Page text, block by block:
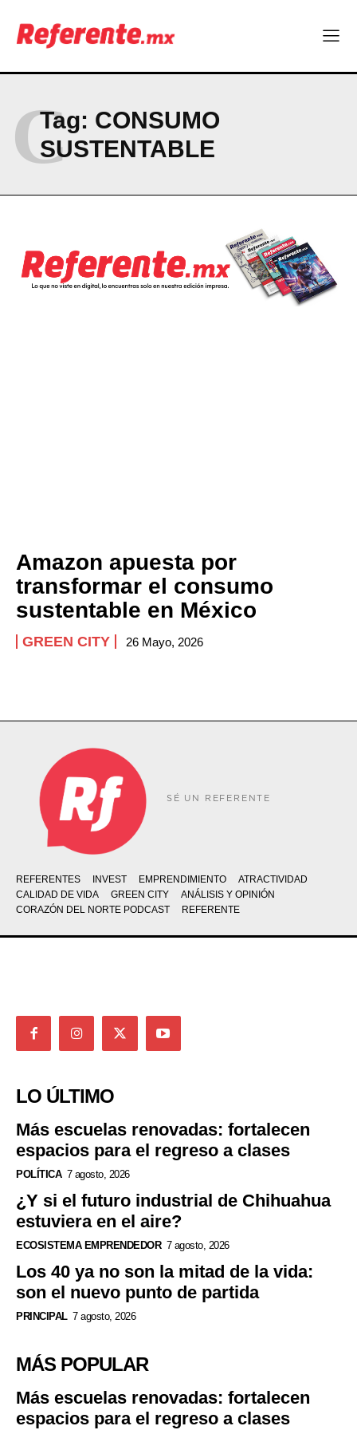
Company
ABOUT
CONTACT
PRIVACY POLICY
NEWSLETTER
Tag: CONSUMO
SUSTENTABLE
C
Amazon apuesta por
transformar el consumo
sustentable en México
GREEN CITY 26 Mayo, 2026
SÉ UN REFERENTE
REFERENTES INVEST EMPRENDIMIENTO
ATRACTIVIDAD
CALIDAD DE VIDA
GREEN CITY
ANÁLISIS Y OPINIÓN
CORAZÓN DEL NORTE PODCAST
REFERENTE
LO ÚLTIMO
Más escuelas renovadas: fortalecen
espacios para el regreso a clases
POLÍTICA 7 agosto, 2026
¿Y si el futuro industrial de Chihuahua
estuviera en el aire?
ECOSISTEMA EMPRENDEDOR 7 agosto, 2026
Los 40 ya no son la mitad de la vida:
son el nuevo punto de partida
PRINCIPAL 7 agosto, 2026
MÁS POPULAR
Más escuelas renovadas: fortalecen
espacios para el regreso a clases